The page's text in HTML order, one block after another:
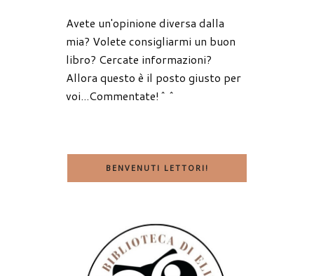
Avete un'opinione diversa dalla
mia? Volete consigliarmi un buon
libro? Cercate informazioni?
Allora questo è il posto giusto per
voi...Commentate!^^
BENVENUTI LETTORI!